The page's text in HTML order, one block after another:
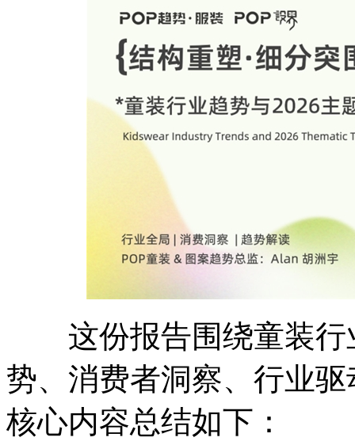
这份报告围绕童装行
势、消费者洞察、行业
核心内容总结如下：